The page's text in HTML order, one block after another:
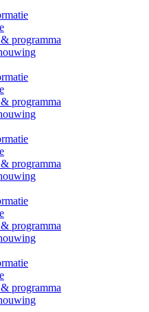
programma
programma
programma
programma
programma